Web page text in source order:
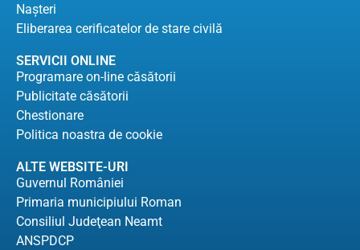
Naşteri
Eliberarea cerificatelor de stare civilă
SERVICII ONLINE
Programare on-line căsătorii
Publicitate căsătorii
Chestionare
Politica noastra de cookie
ALTE WEBSITE-URI
Guvernul României
Primaria municipiului Roman
Consiliul Judeţean Neamt
ANSPDCP